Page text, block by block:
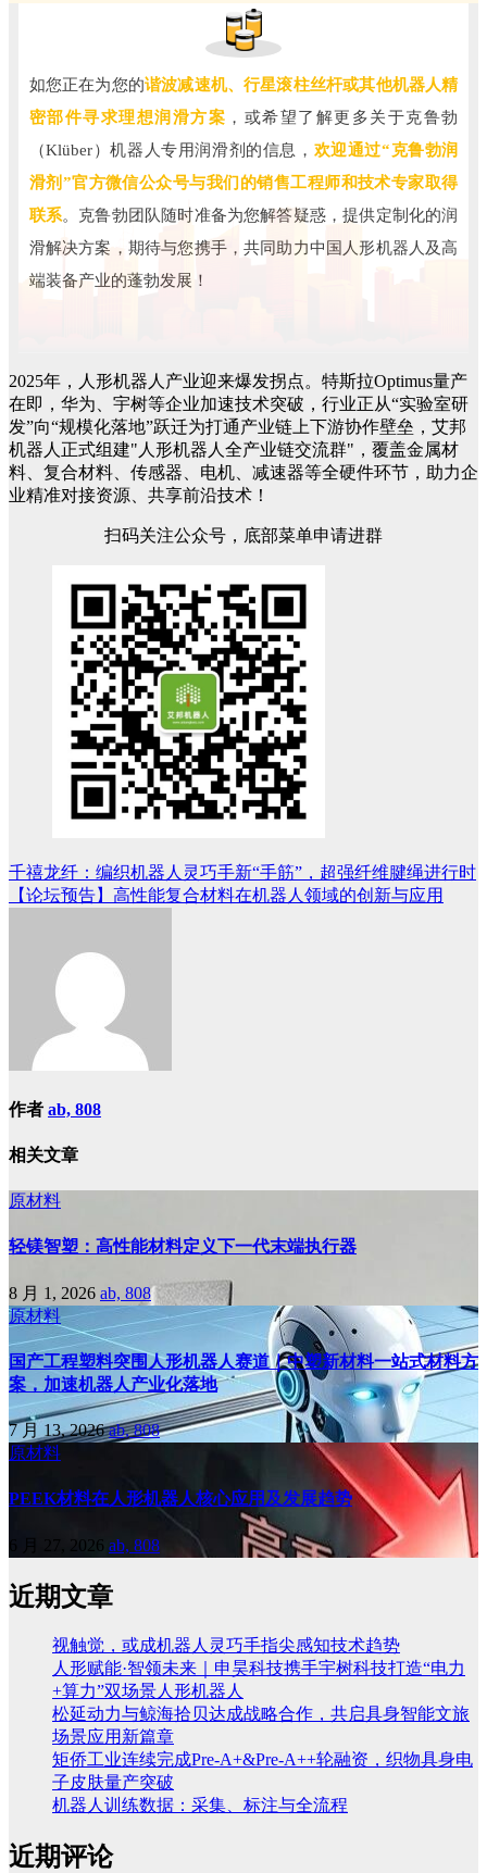
如您正在为您的谐波减速机、行星滚柱丝杆或其他机器人精
密部件寻求理想润滑方案 ，或希望了解更多关于克鲁勃
（Klüber）机器人专用润滑剂的信息， 欢迎通过“克鲁勃润
滑剂”官方微信公众号与我们的销售工程师和技术专家取得
联系。克鲁勃团队随时准备为您解答疑惑，提供定制化的润
滑解决方案，期待与您携手，共同助力中国人形机器人及高
端装备产业的蓬勃发展！
2025年，人形机器人产业迎来爆发拐点。特斯拉Optimus量产
在即，华为、宇树等企业加速技术突破，行业正从“实验室研
发”向“规模化落地”跃迁为打通产业链上下游协作壁垒，艾邦
机器人正式组建"人形机器人全产业链交流群"，覆盖金属材
料、复合材料、传感器、电机、减速器等全硬件环节，助力企
业精准对接资源、共享前沿技术！
扫码关注公众号，底部菜单申请进群
文
章
千禧龙纤：编织机器人灵巧手新“手筋”，超强纤维腱绳进行时
【论坛预告】高性能复合材料在机器人领域的创新与应用
作者 ab, 808
相关文章
原材料
轻镁智塑：高性能材料定义下一代末端执行器
8 月 1, 2026 ab, 808
原材料
国产工程塑料突围人形机器人赛道｜中塑新材料一站式材料方
案，加速机器人产业化落地
7 月 13, 2026ab, 808
原材料
PEEK材料在人形机器人核心应用及发展趋势
6 月 27, 2026 ab, 808
近期文章
视触觉，或成机器人灵巧手指尖感知技术趋势
人形赋能·智领未来｜申昊科技携手宇树科技打造“电力
+算力”双场景人形机器人
松延动力与鲸海拾贝达成战略合作，共启具身智能文旅
场景应用新篇章
矩侨工业连续完成Pre-A+&Pre-A++轮融资，织物具身电
子皮肤量产突破
机器人训练数据：采集、标注与全流程
近期评论